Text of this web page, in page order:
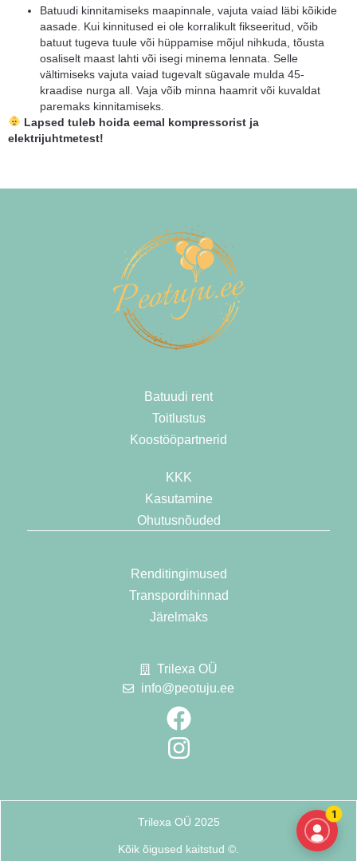
Batuudi kinnitamiseks maapinnale, vajuta vaiad läbi kõikide
aasade. Kui kinnitused ei ole korralikult fikseeritud, võib
batuut tugeva tuule või hüppamise mõjul nihkuda, tõusta
osaliselt maast lahti või isegi minema lennata. Selle
vältimiseks vajuta vaiad tugevalt sügavale mulda 45-
kraadise nurga all. Vaja võib minna haamrit või kuvaldat
paremaks kinnitamiseks.
Lapsed tuleb hoida eemal kompressorist ja
elektrijuhtmetest!
Batuudi rent
Toitlustus
Koostööpartnerid
KKK
Kasutamine
Ohutusnõuded
Renditingimused
Transpordihinnad
Järelmaks
Trilexa OÜ
info@peotuju.ee
Trilexa OÜ 2025
Kõik õigused kaitstud ©.
1
Joosep — Peotuju assistent
Siin Joosep. Mis sulle kõige rohkem huvi